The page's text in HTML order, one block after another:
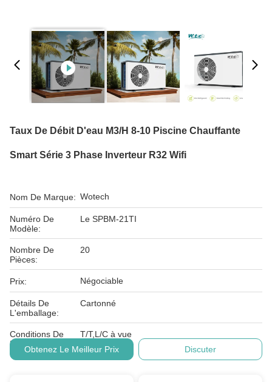
Taux De Débit D'eau M3/h 8-10 Piscine Chauffante
Smart Série 3 Phase Inverteur R32 Wifi
Nom De Marque: Wotech
Numéro De
Modèle:
Le SPBM-21TI
Nombre De
Pièces:
20
Prix: Négociable
Détails De
L'emballage:
Cartonné
Conditions De
Paiement:
T/T,L/C à vue
Obtenez Le Meilleur Prix
Discuter